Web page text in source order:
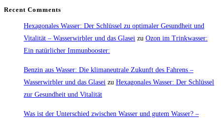
Recent Comments
Hexagonales Wasser: Der Schlüssel zu optimaler Gesundheit und
Vitalität – Wasserwirbler und das Glasei zu Ozon im Trinkwasser:
Ein natürlicher Immunbooster:
Benzin aus Wasser: Die klimaneutrale Zukunft des Fahrens –
Wasserwirbler und das Glasei zu Hexagonales Wasser: Der Schlüssel
zur Gesundheit und Vitalität
Was ist der Unterschied zwischen Wasser und gutem Wasser? –